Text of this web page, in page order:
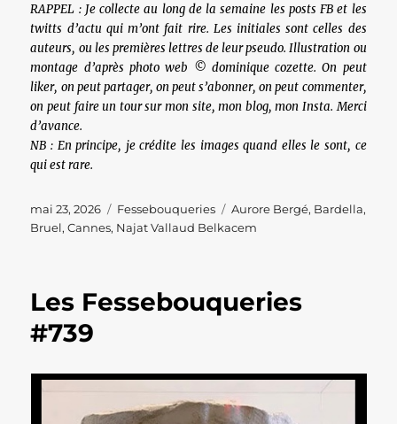
RAPPEL : Je collecte au long de la semaine les posts FB et les
twitts d’actu qui m’ont fait rire. Les initiales sont celles des
auteurs, ou les premières lettres de leur pseudo. Illustration ou
montage d’après photo web © dominique cozette. On peut
liker, on peut partager, on peut s’abonner, on peut commenter,
on peut faire un tour sur mon site, mon blog, mon Insta. Merci
d’avance.
NB : En principe, je crédite les images quand elles le sont, ce
qui est rare.
Publié
le
mai 23, 2026 Catégories
Fessebouqueries Étiquettes
Aurore Bergé, Bardella,
Bruel,Cannes, Najat Vallaud Belkacem
Les Fessebouqueries
#739